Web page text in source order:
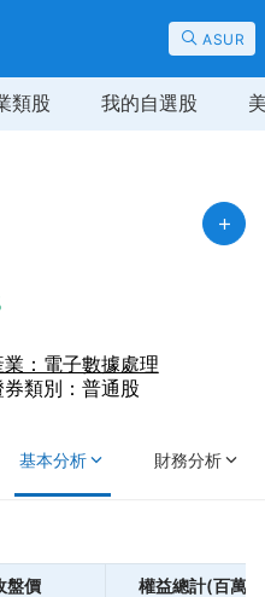
ASUR
類股 我的自選股
業：電子數據處理
券類別：普通股
基本分析 財務分析
盤價 權益總計(百萬)